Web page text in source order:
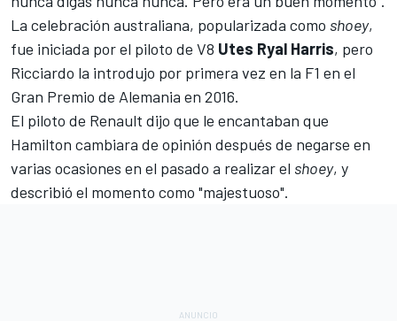
La celebración australiana, popularizada como shoey,
fue iniciada por el piloto de V8 Utes Ryal Harris, pero
Ricciardo la introdujo por primera vez en la F1 en el
Gran Premio de Alemania en 2016.
El piloto de Renault dijo que le encantaban que
Hamilton cambiara de opinión después de negarse en
varias ocasiones en el pasado a realizar el shoey, y
describió el momento como "majestuoso".